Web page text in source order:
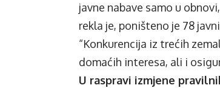
javne nabave samo u
rekla je, poništeno je 78
“Konkurencija iz trećih
domaćih interesa, ali i
U raspravi izmjene